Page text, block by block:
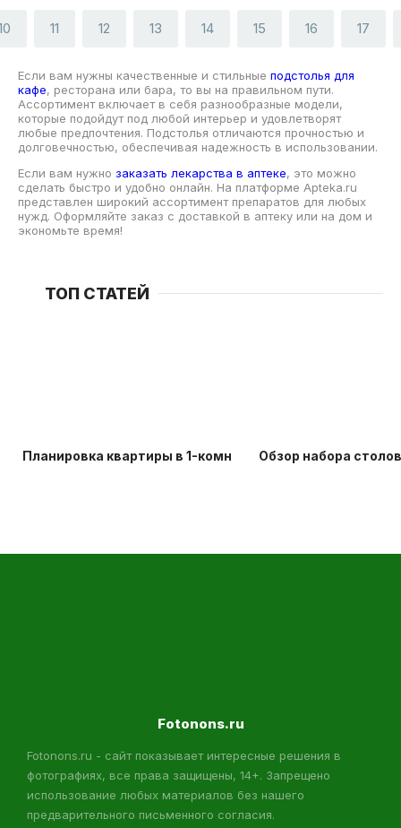
11 12 13 14 15 16 17
Если вам нужны качественные и стильные подстолья для
кафе, ресторана или бара, то вы на правильном пути.
Ассортимент включает в себя разнообразные модели,
которые подойдут под любой интерьер и удовлетворят
любые предпочтения. Подстолья отличаются прочностью и
долговечностью, обеспечивая надежность в использовании.
Если вам нужно заказать лекарства в аптеке, это можно
сделать быстро и удобно онлайн. На платформе Apteka.ru
представлен широкий ассортимент препаратов для любых
нужд. Оформляйте заказ с доставкой в аптеку или на дом и
экономьте время!
ТОП СТАТЕЙ
Планировка квартиры в 1-комнатной хрущевке: идеи
Обзор набора
Fotonons.ru
Fotonons.ru - сайт показывает интересные решения в
фотографиях, все права защищены, 14+. Запрещено
использование любых материалов без нашего
предварительного письменного согласия.